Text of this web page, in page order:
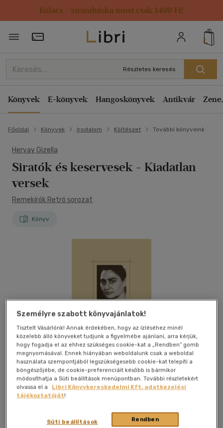
Kulacs / strandtáska most csak 1499 Ft!
Törzsvásárlói Kártya adatai
Részletes keresés
Könyvek E-könyvek Hangoskönyvek Antikvár
Főoldal Könyvek Irodalom Költészet További könyveink
Hervay Gizella
Siratók és keservesek - Kiadatlan
versek
Remekírók Retró sorozat
Könyv
Személyre szabott könyvajánlatok!
Tisztelt Vásárlónk! Annak érdekében, hogy az ízléséhez minél
közelebb álló könyveket tudjunk a figyelmébe ajánlani, arra kérjük,
hogy fogadja el az ehhez szükséges cookie-kat a „Rendben” gomb
megnyomásával. Ennek hiányában weboldalunk csak a weboldal
használata szempontjából legszükségesebb cookie-kat telepíti a
böngészőjébe, de cookie-preferenciáit később is bármikor
módosíthatja a Süti beállítások menüpontban. További részletekért
olvassa el a
Libri Könyvkereskedelmi Kft. adatkezelési
tájékoztatóját!
Rendben
Süti beállítások